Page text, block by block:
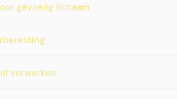
gevoelig lichaam
verwerken